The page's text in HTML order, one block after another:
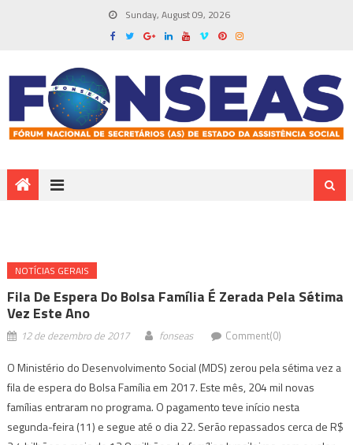
Sunday, August 09, 2026
NOTÍ­CIAS GERAIS
Fila De Espera Do Bolsa Família É Zerada Pela Sétima
Vez Este Ano
12 de dezembro de 2017 fonseas Comment(0)
O Ministério do Desenvolvimento Social (MDS) zerou pela sétima vez a
fila de espera do Bolsa Família em 2017. Este mês, 204 mil novas
famílias entraram no programa. O pagamento teve início nesta
segunda-feira (11) e segue até o dia 22. Serão repassados cerca de R$